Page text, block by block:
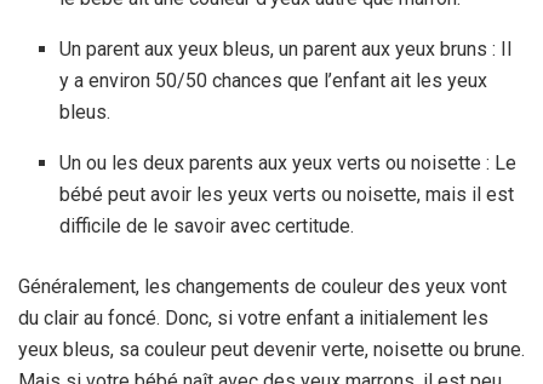
Un parent aux yeux bleus, un parent aux yeux bruns : Il
y a environ 50/50 chances que l’enfant ait les yeux
bleus.
Un ou les deux parents aux yeux verts ou noisette : Le
bébé peut avoir les yeux verts ou noisette, mais il est
difficile de le savoir avec certitude.
Généralement, les changements de couleur des yeux vont
du clair au foncé. Donc, si votre enfant a initialement les
yeux bleus, sa couleur peut devenir verte, noisette ou brune.